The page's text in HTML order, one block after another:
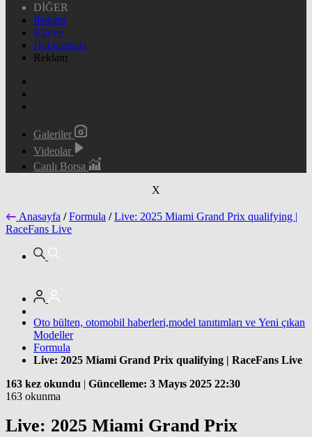
DİĞER
İletişim
Künye
Hakkımızda
Reklam
Galeriler
Videolar
Canlı Borsa
X
Anasayfa / Formula / Live: 2025 Miami Grand Prix qualifying |
RaceFans Live
Oto bülten, otomobil haberleri,model tanıtımları ve Yeni çıkan
Modeller
Formula
Live: 2025 Miami Grand Prix qualifying | RaceFans Live
163 kez okundu | Güncelleme: 3 Mayıs 2025 22:30
163 okunma
Live: 2025 Miami Grand Prix